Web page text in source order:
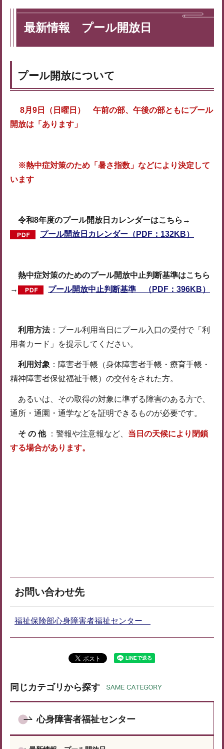
最新情報 プール開放日
プール開放について
8月9日（日曜日） 午前の部、午後の部ともにプール
開放は「あります」
※熱中症対策のため「暑さ指数」などにより決定して
います
令和8年度のプール開放日カレンダーはこちら→
プール開放日カレンダー（PDF：132KB）
熱中症対策のためのプール開放中止判断基準はこちら
→
プール開放中止判断基準 （PDF：396KB）
利用方法：プール利用当日にプール入口の受付で「利
用者カード」を提示してください。
利用対象 ：障害者手帳（身体障害者手帳・療育手帳・
精神障害者保健福祉手帳）の交付をされた方。
あるいは、その取得の対象に準ずる障害のある方で、
通所・通園・通学などを証明できるものが必要です。
そ の 他：警報や注意報など、 当日の天候により閉鎖
する場合があります。
お問い合わせ先
福祉保険部心身障害者福祉センター
同じカテゴリから探す
心身障害者福祉センター